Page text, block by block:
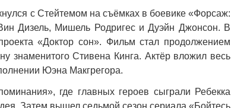
с Стейтемом на съёмках в боевике «Форсаж:
Дизель, Мишель Родригес и Дуэйн Джонсон. В
«Доктор сон». Фильм стал продолжением
знаменитого Стивена Кинга. Актёр вложил весь
Юэна Макгрегора.
где главных героев сыграли Ребекка
Затем вышел седьмой сезон сериала «Бойтесь